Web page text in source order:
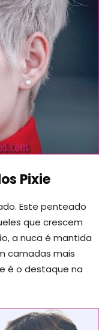
Pixie
Este penteado
que crescem
a nuca é mantida
camadas mais
é o destaque na